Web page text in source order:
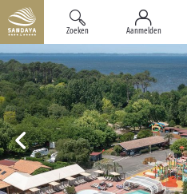
Zoeken Aanmelden